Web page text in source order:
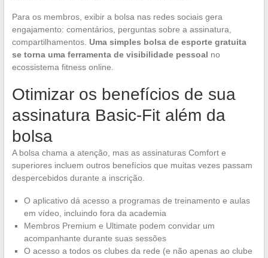
Para os membros, exibir a bolsa nas redes sociais gera
engajamento: comentários, perguntas sobre a assinatura,
compartilhamentos. Uma simples bolsa de esporte gratuita
se torna uma ferramenta de visibilidade pessoal no
ecossistema fitness online.
Otimizar os benefícios de sua
assinatura Basic-Fit além da
bolsa
A bolsa chama a atenção, mas as assinaturas Comfort e
superiores incluem outros benefícios que muitas vezes passam
despercebidos durante a inscrição.
O aplicativo dá acesso a programas de treinamento e aulas
em vídeo, incluindo fora da academia
Membros Premium e Ultimate podem convidar um
acompanhante durante suas sessões
O acesso a todos os clubes da rede (e não apenas ao clube